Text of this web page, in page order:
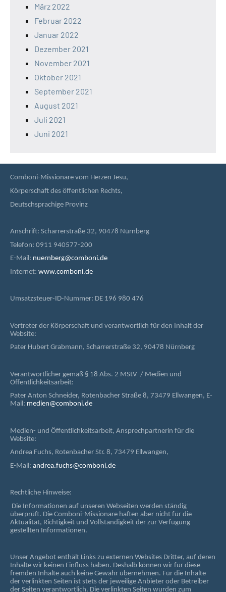
März 2022
Februar 2022
Januar 2022
Dezember 2021
November 2021
Oktober 2021
September 2021
August 2021
Juli 2021
Juni 2021
Comboni-Missionare vom Herzen Jesu,
Körperschaft des öffentlichen Rechts,
Deutschsprachige Provinz
Anschrift: Scharrerstraße 32, 90478 Nürnberg
Telefon: 0911 940577-200
E-Mail: nuernberg@comboni.de
Internet: www.comboni.de
Umsatzsteuer-ID-Nummer: DE 196 980 476
Vertreter der Körperschaft und verantwortlich für den Inhalt der
Website:
Pater Hubert Grabmann, Scharrerstraße 32, 90478 Nürnberg
Verantwortlicher gemäß § 18 Abs. 2 MStV / Medien und
Öffentlichkeitsarbeit:
Pater Anton Schneider, Rotenbacher Straße 8, 73479 Ellwangen, E-
Mail: medien@comboni.de
Medien- und Öffentlichkeitsarbeit, Ansprechpartnerin für die
Website:
Andrea Fuchs, Rotenbacher Str. 8, 73479 Ellwangen,
E-Mail: andrea.fuchs@comboni.de
Rechtliche Hinweise:
Die Informationen auf unseren Webseiten werden ständig
überprüft. Die Comboni-Missionare haften aber nicht für die
Aktualität, Richtigkeit und Vollständigkeit der zur Verfügung
gestellten Informationen.
Unser Angebot enthält Links zu externen Websites Dritter, auf deren
Inhalte wir keinen Einfluss haben. Deshalb können wir für diese
fremden Inhalte auch keine Gewähr übernehmen. Für die Inhalte
der verlinkten Seiten ist stets der jeweilige Anbieter oder Betreiber
der Seiten verantwortlich. Die verlinkten Seiten wurden zum